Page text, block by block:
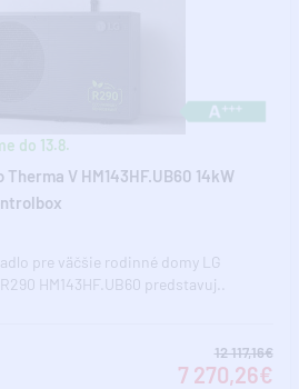
do 13.8.
V HM143HF.UB60 14kW
pre väčšie rodinné domy LG
HM143HF.UB60 predstavuj..
12 117,16€
7 270,26€